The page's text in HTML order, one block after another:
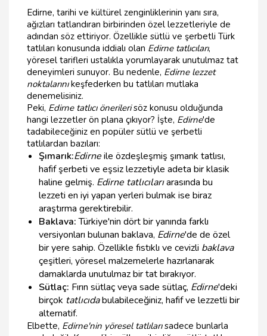
Edirne, tarihi ve kültürel zenginliklerinin yanı sıra,
ağızları tatlandıran birbirinden özel lezzetleriyle de
adından söz ettiriyor. Özellikle sütlü ve şerbetli Türk
tatlıları konusunda iddialı olan Edirne tatlıcıları,
yöresel tarifleri ustalıkla yorumlayarak unutulmaz tat
deneyimleri sunuyor. Bu nedenle, Edirne lezzet
noktalarınıkeşfederken bu tatlıları mutlaka
denemelisiniz.
Peki, Edirne tatlıcı önerilerisöz konusu olduğunda
hangi lezzetler ön plana çıkıyor? İşte, Edirne'de
tadabileceğiniz en popüler sütlü ve şerbetli
tatlılardan bazıları:
Şımarık:Edirneile özdeşleşmiş şımarık tatlısı,
hafif şerbeti ve eşsiz lezzetiyle adeta bir klasik
haline gelmiş. Edirne tatlıcılarıarasında bu
lezzeti en iyi yapan yerleri bulmak ise biraz
araştırma gerektirebilir.
Baklava:Türkiye'nin dört bir yanında farklı
versiyonları bulunan baklava, Edirne'de de özel
bir yere sahip. Özellikle fıstıklı ve cevizli baklava
çeşitleri, yöresel malzemelerle hazırlanarak
damaklarda unutulmaz bir tat bırakıyor.
Sütlaç: Fırın sütlaç veya sade sütlaç, Edirne'deki
birçok tatlıcıdabulabileceğiniz, hafif ve lezzetli bir
alternatif.
Elbette, Edirne'nin yöresel tatlılarısadece bunlarla